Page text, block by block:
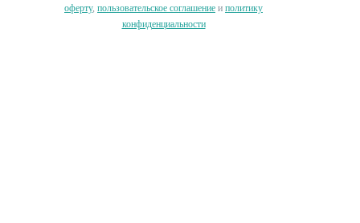
оферту, пользовательское соглашение и политику
конфиденциальности